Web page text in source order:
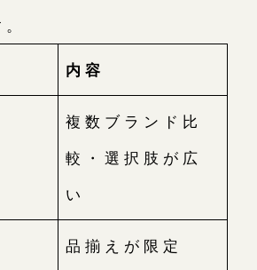
内容
複数ブランド比
較・選択肢が広
い
品揃えが限定